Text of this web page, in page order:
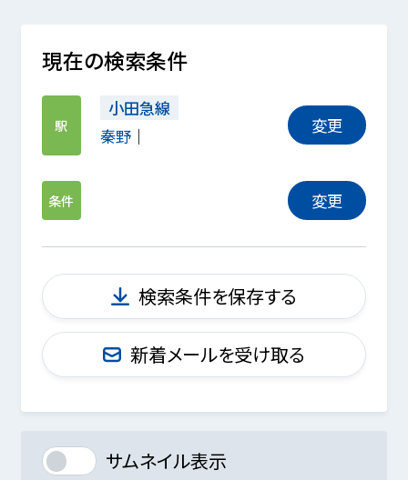
現在の検索条件
駅
小田急線
秦野
変更
条件 変更
検索条件を保存する
新着メールを受け取る
サムネイル表示